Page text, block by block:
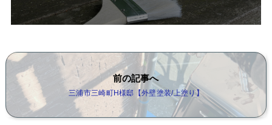
前の記事へ
三浦市三崎町H様邸【外壁塗装/上塗り】